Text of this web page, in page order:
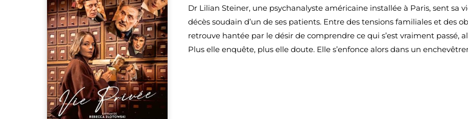
Dr Lilian Steiner, une psychanalyste américaine installée à Paris, sent sa
décès soudain d’un de ses patients. Entre des tensions familiales et des
retrouve hantée par le désir de comprendre ce qui s’est vraiment passé,
Plus elle enquête, plus elle doute. Elle s’enfonce alors dans un